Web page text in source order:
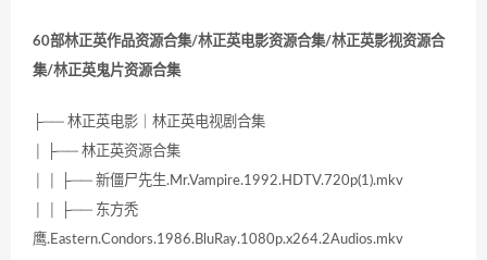
60部林正英作品资源合集/林正英电影资源合集/林正英影视资源合
集/林正英鬼片资源合集
├── 林正英电影｜林正英电视剧合集
│ ├── 林正英资源合集
│ │ ├── 新僵尸先生.Mr.Vampire.1992.HDTV.720p(1).mkv
│ │ ├── 东方秃
鹰.Eastern.Condors.1986.BluRay.1080p.x264.2Audios.mkv